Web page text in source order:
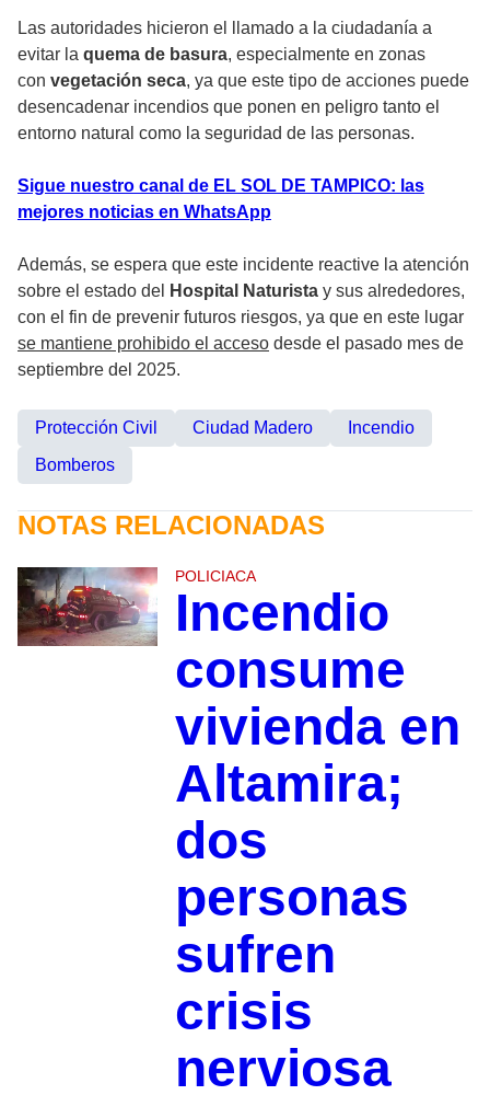
Las autoridades hicieron el llamado a la ciudadanía a
evitar la quema de basura, especialmente en zonas
con vegetación seca, ya que este tipo de acciones puede
desencadenar incendios que ponen en peligro tanto el
entorno natural como la seguridad de las personas.
Sigue nuestro canal de EL SOL DE TAMPICO: las
mejores noticias en WhatsApp
Además, se espera que este incidente reactive la atención
sobre el estado del
Hospital Naturista y sus alrededores,
con el fin de prevenir futuros riesgos, ya que en este lugar
se mantiene prohibido el acceso desde el pasado mes de
septiembre del 2025.
Protección Civil Ciudad Madero
Incendio
Bomberos
NOTAS RELACIONADAS
POLICIACA
Incendio
consume
vivienda en
Altamira;
dos
personas
sufren
crisis
nerviosa